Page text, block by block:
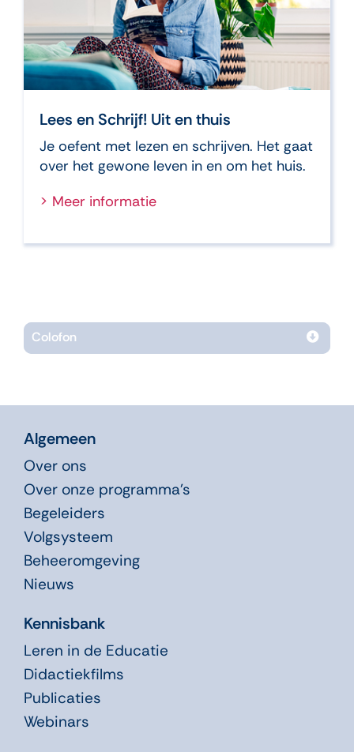
Lees en Schrijf! Uit en thuis
Je oefent met lezen en schrijven. Het gaat
over het gewone leven in en om het huis.
> Meer informatie
Colofon
Algemeen
Over ons
Over onze programma’s
Begeleiders
Volgsysteem
Beheeromgeving
Nieuws
Kennisbank
Leren in de Educatie
Didactiekfilms
Publicaties
Webinars